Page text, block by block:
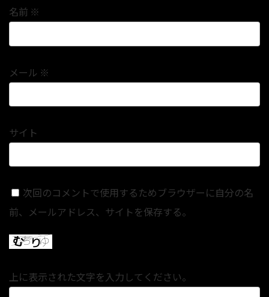
名前 ※
メール ※
サイト
次回のコメントで使用するためブラウザーに自分の名
前、メールアドレス、サイトを保存する。
上に表示された文字を入力してください。